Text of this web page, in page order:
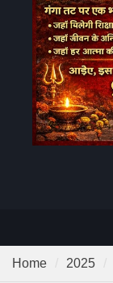
Home 2025